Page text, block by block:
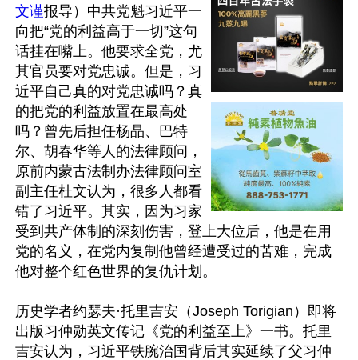
文谨报导）中共党魁习近平一
向把“党的利益高于一切”这句
话挂在嘴上。他要求全党，尤
其官员要对党忠诚。但是，习
近平自己真的对党忠诚吗？真
的把党的利益放置在最高处
吗？曾先后担任杨晶、巴特
尔、胡春华等人的法律顾问，
原前内蒙古法制办法律顾问室
副主任杜文认为，很多人都看
错了习近平。其实，因为习家
受到共产体制的深刻伤害，登上大位后，他是在用
党的名义，在党内复制他曾经遭受过的苦难，完成
他对整个红色世界的复仇计划。
历史学者约瑟夫·托里吉安（Joseph Torigian）即将
出版习仲勋英文传记《党的利益至上》一书。托里
吉安认为，习近平铁腕治国背后其实延续了父习仲